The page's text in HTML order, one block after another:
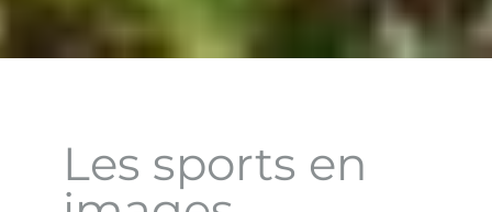
Les sports en